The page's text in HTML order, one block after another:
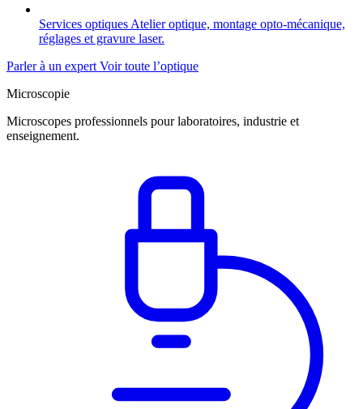
Services optiques Atelier optique, montage opto-mécanique,
réglages et gravure laser.
Parler à un expert Voir toute l’optique
Microscopie
Microscopes professionnels pour laboratoires, industrie et
enseignement.